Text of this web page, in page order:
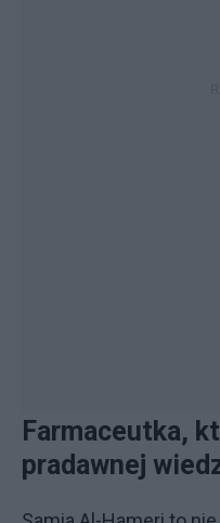
Farmaceutka,
pradawnej